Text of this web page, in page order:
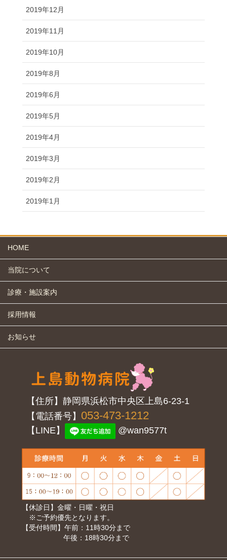
2019年12月
2019年11月
2019年10月
2019年8月
2019年6月
2019年5月
2019年4月
2019年3月
2019年2月
2019年1月
HOME
当院について
診療・施設案内
採用情報
お知らせ
【住所】静岡県浜松市中央区上島6-23-1
【電話番号】 053-473-1212
【LINE】 @wan9577t
【休診日】金曜・日曜・祝日
※ご予約優先となります。
【受付時間】午前：11時30分まで
午後：18時30分まで